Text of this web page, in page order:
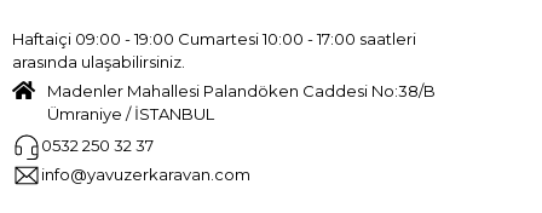
Haftaiçi 09:00 - 19:00 Cumartesi 10:00 - 17:00 saatleri
arasında ulaşabilirsiniz.
Madenler Mahallesi Palandöken Caddesi No:38/B
Ümraniye / İSTANBUL
0532 250 32 37
info@yavuzerkaravan.com